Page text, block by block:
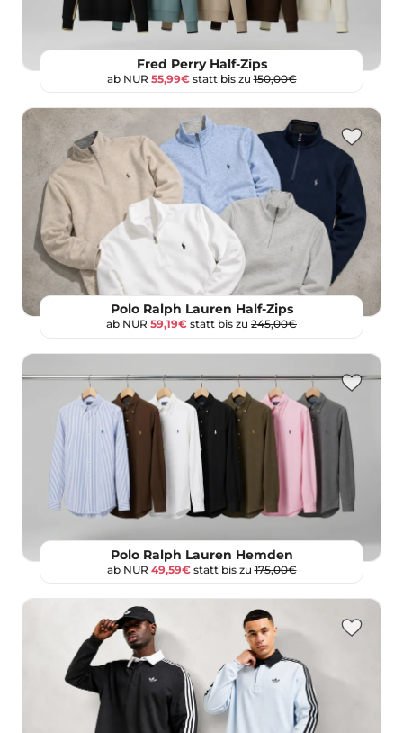
Fred Perry Half-Zips
ab NUR 55,99€statt bis zu150,00€
Polo Ralph Lauren Half-Zips
ab NUR 59,19€ statt bis zu 245,00€
Polo Ralph Lauren Hemden
ab NUR 49,59€statt bis zu175,00€